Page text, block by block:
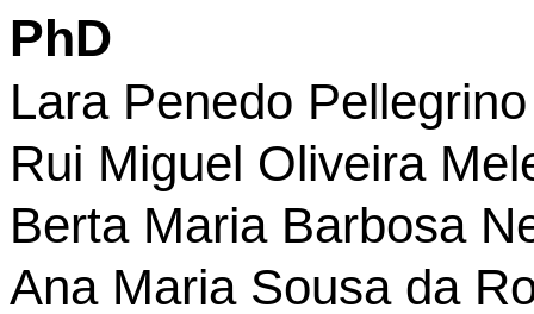
PhD
Lara Penedo Pellegrino
Rui Miguel Oliveira
Berta Maria Barbosa
Ana Maria Sousa da